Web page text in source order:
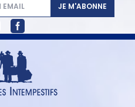
JE M'ABONNE